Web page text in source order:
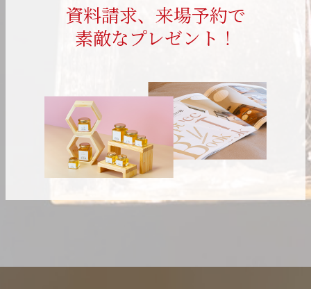
資料請求、来場予約で
素敵なプレゼント！